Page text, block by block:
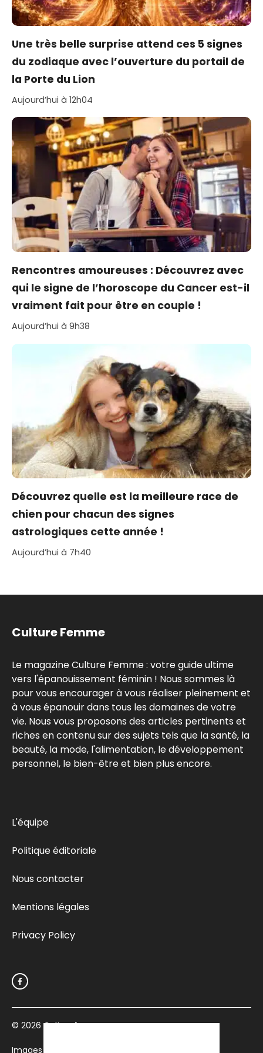
Une très belle surprise attend ces 5 signes
du zodiaque avec l’ouverture du portail de
la Porte du Lion
Aujourd’hui à 12h04
Rencontres amoureuses : Découvrez avec
qui le signe de l’horoscope du Cancer est-il
vraiment fait pour être en couple !
Aujourd’hui à 9h38
Découvrez quelle est la meilleure race de
chien pour chacun des signes
astrologiques cette année !
Aujourd’hui à 7h40
Culture Femme
Le magazine Culture Femme : votre guide ultime
vers l'épanouissement féminin ! Nous sommes là
pour vous encourager à vous réaliser pleinement et
à vous épanouir dans tous les domaines de votre
vie. Nous vous proposons des articles pertinents et
riches en contenu sur des sujets tels que la santé, la
beauté, la mode, l'alimentation, le développement
personnel, le bien-être et bien plus encore.
L'équipe
Politique éditoriale
Nous contacter
Mentions légales
Privacy Policy
© 2026 Culturefemme.com
Images par Depositphotos